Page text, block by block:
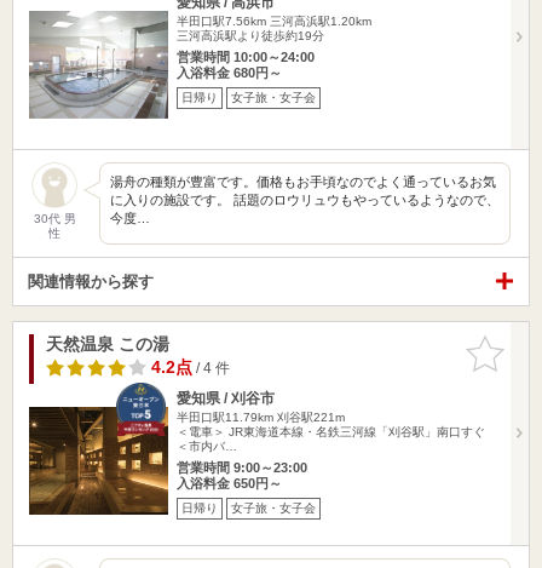
半田口駅7.56km 三河高浜駅1.20km
三河高浜駅より徒歩約19分
営業時間 10:00～24:00
入浴料金 680円～
日帰り 女子旅・女子会
30代 男
性
湯舟の種類が豊富です。価格もお手頃なのでよく通っているお気
に入りの施設です。 話題のロウリュウもやっているようなので、
今度…
関連情報から探す
お気に入
りに追加
天然温泉 この湯
4.2点/ 4 件
愛知県 / 刈谷市
半田口駅11.79km 刈谷駅221m
＜電車＞ JR東海道本線・名鉄三河線「刈谷駅」南口すぐ
＜市内バ…
営業時間 9:00～23:00
入浴料金 650円～
日帰り 女子旅・女子会